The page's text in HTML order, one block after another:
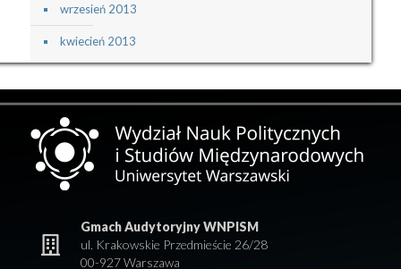
wrzesień 2013
kwiecień 2013
Gmach Audytoryjny WNPISM
ul. Krakowskie Przedmieście 26/28
00-927 Warszawa